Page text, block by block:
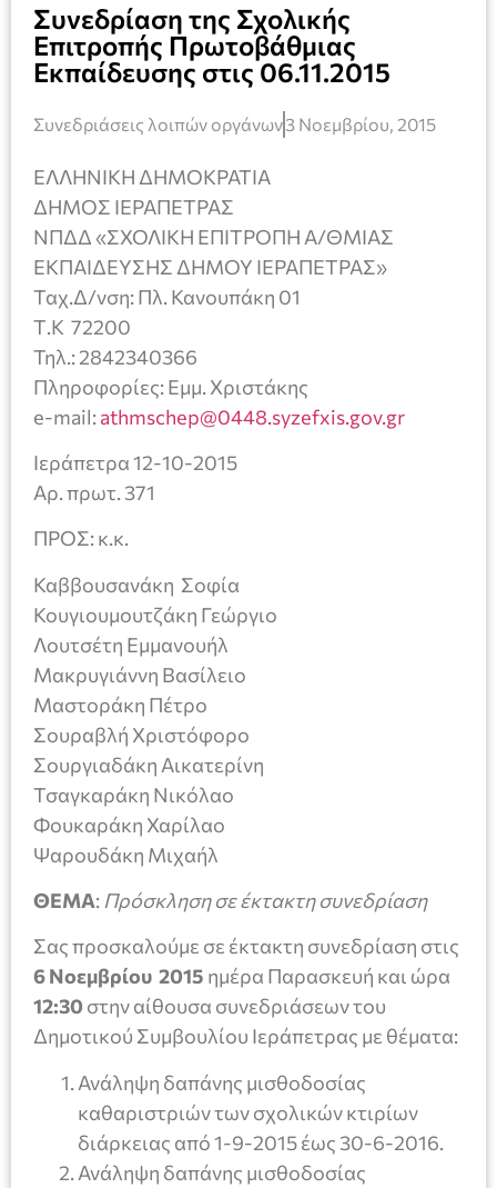
Συνεδρίαση της Σχολικής
Επιτροπής Πρωτοβάθμιας
Εκπαίδευσης στις 06.11.2015
Συνεδριάσεις λοιπών οργάνων3 Νοεμβρίου, 2015
ΕΛΛΗΝΙΚΗ ΔΗΜΟΚΡΑΤΙΑ
ΔΗΜΟΣ ΙΕΡΑΠΕΤΡΑΣ
ΝΠΔΔ «ΣΧΟΛΙΚΗ ΕΠΙΤΡΟΠΗ Α/ΘΜΙΑΣ
ΕΚΠΑΙΔΕΥΣΗΣ ΔΗΜΟΥ ΙΕΡΑΠΕΤΡΑΣ»
Ταχ.Δ/νση: Πλ. Κανουπάκη 01
Τ.Κ 72200
Τηλ.: 2842340366
Πληροφορίες: Εμμ. Χριστάκης
e-mail:athmschep@0448.syzefxis.gov.gr
Ιεράπετρα 12-10-2015
Αρ. πρωτ. 371
ΠΡΟΣ: κ.κ.
Καββουσανάκη Σοφία
Κουγιουμουτζάκη Γεώργιο
Λουτσέτη Εμμανουήλ
Μακρυγιάννη Βασίλειο
Μαστοράκη Πέτρο
Σουραβλή Χριστόφορο
Σουργιαδάκη Αικατερίνη
Τσαγκαράκη Νικόλαο
Φουκαράκη Χαρίλαο
Ψαρουδάκη Μιχαήλ
ΘΕΜΑ: Πρόσκληση σε έκτακτη συνεδρίαση
Σας προσκαλούμε σε έκτακτη συνεδρίαση στις
6 Νοεμβρίου 2015 ημέρα Παρασκευή και ώρα
12:30 στην αίθουσα συνεδριάσεων του
Δημοτικού Συμβουλίου Ιεράπετρας με θέματα:
Ανάληψη δαπάνης μισθοδοσίας
καθαριστριών των σχολικών κτιρίων
διάρκειας από 1-9-2015 έως 30-6-2016.
Ανάληψη δαπάνης μισθοδοσίας